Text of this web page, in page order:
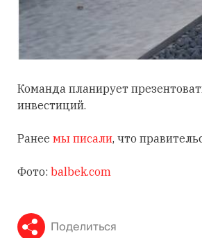
Команда планирует
инвестиций.
Ранее мы писали, что
Фото: balbek.com
Поделиться